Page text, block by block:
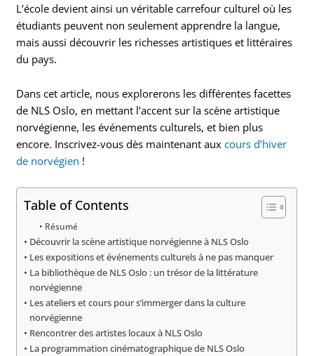
L’école devient ainsi un véritable carrefour culturel où les
étudiants peuvent non seulement apprendre la langue,
mais aussi découvrir les richesses artistiques et littéraires
du pays.
Dans cet article, nous explorerons les différentes facettes
de NLS Oslo, en mettant l’accent sur la scène artistique
norvégienne, les événements culturels, et bien plus
encore. Inscrivez-vous dès maintenant auxcours d’hiver
de norvégien !
Table of Contents
Résumé
Découvrir la scène artistique norvégienne à NLS Oslo
Les expositions et événements culturels à ne pas manquer
La bibliothèque de NLS Oslo : un trésor de la littérature
norvégienne
Les ateliers et cours pour s’immerger dans la culture
norvégienne
Rencontrer des artistes locaux à NLS Oslo
La programmation cinématographique de NLS Oslo